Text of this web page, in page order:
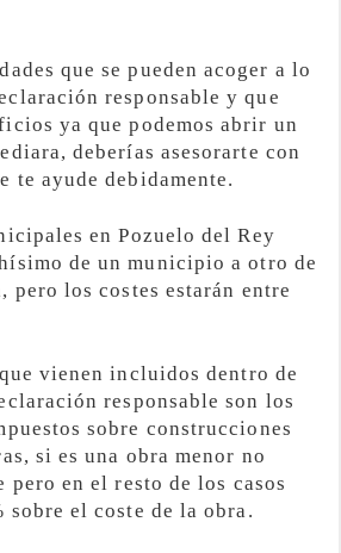
que se pueden acoger a lo
responsable y que
ya que podemos abrir un
deberías asesorarte con
te ayude debidamente.
en Pozuelo del Rey
de un municipio a otro de
pero los costes estarán entre
vienen incluidos dentro de
responsable son los
sobre construcciones
si es una obra menor no
pero en el resto de los casos
sobre el coste de la obra.